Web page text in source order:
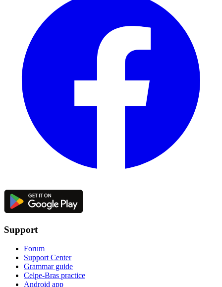
Support
Forum
Support Center
Grammar guide
Celpe-Bras practice
Android app